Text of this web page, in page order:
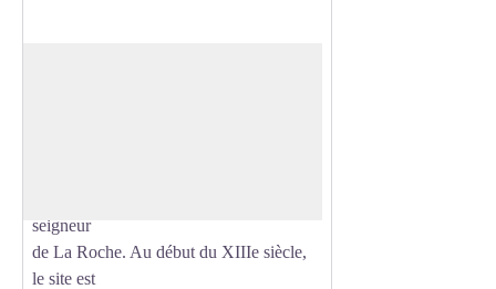
seigneur
de La Roche. Au début du XIIIe siècle,
le site est